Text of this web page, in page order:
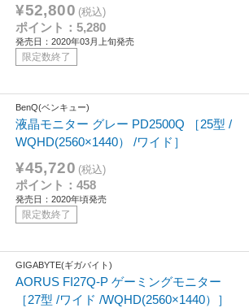
¥52,800 (税込)
ポイント：5,280
発売日：2020年03月上旬発売
限定数終了
BenQ(ベンキュー)
液晶モニター グレー PD2500Q ［25型 /
WQHD(2560×1440） /ワイド］
¥45,720 (税込)
ポイント：458
発売日：2020年頃発売
限定数終了
GIGABYTE(ギガバイト)
AORUS FI27Q-P ゲーミングモニター
［27型 /ワイド /WQHD(2560×1440）］